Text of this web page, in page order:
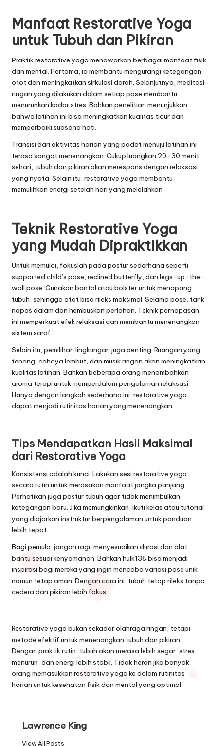
Manfaat Restorative Yoga
untuk Tubuh dan Pikiran
Praktik restorative yoga menawarkan berbagai manfaat fisik
dan mental. Pertama, ia membantu mengurangi ketegangan
otot dan meningkatkan sirkulasi darah. Selanjutnya, meditasi
ringan yang dilakukan dalam setiap pose membantu
menurunkan kadar stres. Bahkan penelitian menunjukkan
bahwa latihan ini bisa meningkatkan kualitas tidur dan
memperbaiki suasana hati.
Transisi dari aktivitas harian yang padat menuju latihan ini
terasa sangat menenangkan. Cukup luangkan 20–30 menit
sehari, tubuh dan pikiran akan merespons dengan relaksasi
yang nyata. Selain itu, restorative yoga membantu
memulihkan energi setelah hari yang melelahkan.
Teknik Restorative Yoga
yang Mudah Dipraktikkan
Untuk memulai, fokuslah pada postur sederhana seperti
supported child’s pose, reclined butterfly, dan legs-up-the-
wall pose. Gunakan bantal atau bolster untuk menopang
tubuh, sehingga otot bisa rileks maksimal. Selama pose, tarik
napas dalam dan hembuskan perlahan. Teknik pernapasan
ini memperkuat efek relaksasi dan membantu menenangkan
sistem saraf.
Selain itu, pemilihan lingkungan juga penting. Ruangan yang
tenang, cahaya lembut, dan musik ringan akan meningkatkan
kualitas latihan. Bahkan beberapa orang menambahkan
aroma terapi untuk memperdalam pengalaman relaksasi.
Hanya dengan langkah sederhana ini, restorative yoga
dapat menjadi rutinitas harian yang menenangkan.
Tips Mendapatkan Hasil Maksimal
dari Restorative Yoga
Konsistensi adalah kunci. Lakukan sesi restorative yoga
secara rutin untuk merasakan manfaat jangka panjang.
Perhatikan juga postur tubuh agar tidak menimbulkan
ketegangan baru. Jika memungkinkan, ikuti kelas atau tutorial
yang diajarkan instruktur berpengalaman untuk panduan
lebih tepat.
Bagi pemula, jangan ragu menyesuaikan durasi dan alat
bantu sesuai kenyamanan. Bahkan hulk138 bisa menjadi
inspirasi bagi mereka yang ingin mencoba variasi pose unik
namun tetap aman. Dengan cara ini, tubuh tetap rileks tanpa
cedera dan pikiran lebih fokus.
Restorative yoga bukan sekadar olahraga ringan, tetapi
metode efektif untuk menenangkan tubuh dan pikiran.
Dengan praktik rutin, tubuh akan merasa lebih segar, stres
menurun, dan energi lebih stabil. Tidak heran jika banyak
orang memasukkan restorative yoga ke dalam rutinitas
harian untuk kesehatan fisik dan mental yang optimal
Lawrence King
View All Posts